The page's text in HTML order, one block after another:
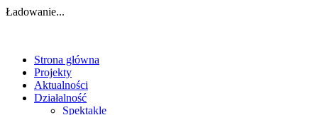
Ładowanie...
Strona główna
Projekty
Aktualności
Działalność
Spektakle